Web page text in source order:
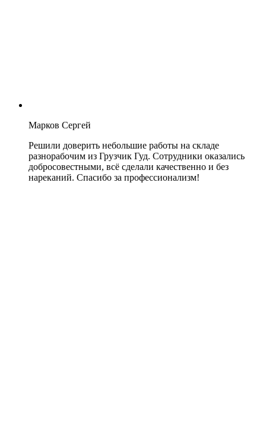
Марков Сергей
Решили доверить небольшие работы на складе
разнорабочим из Грузчик Гуд. Сотрудники оказались
добросовестными, всё сделали качественно и без
нареканий. Спасибо за профессионализм!